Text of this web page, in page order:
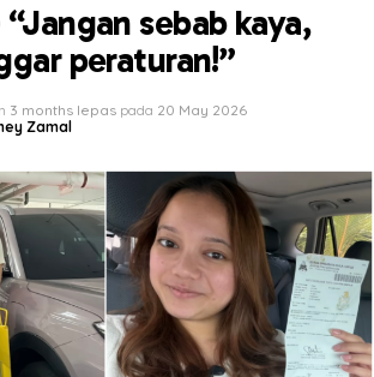
sebab kaya,
peraturan!”
3 months lepas pada 20 May 2026
Zamal